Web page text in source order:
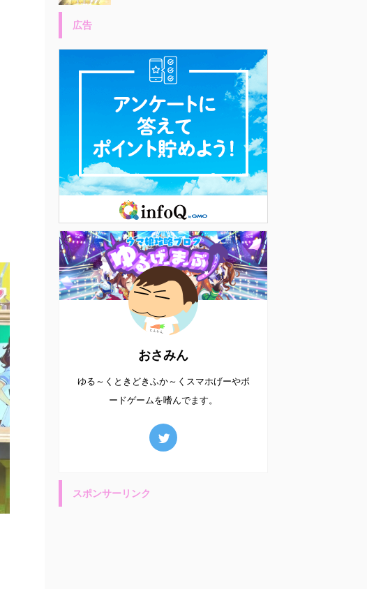
広告
おさみん
ゆる～くときどきふか～くスマホげーやボ
ードゲームを嗜んでます。
スポンサーリンク